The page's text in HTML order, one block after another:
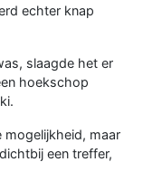
echter knap
slaagde het er
hoekschop
mogelijkheid, maar
een treffer,